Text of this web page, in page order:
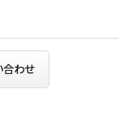
合わせ